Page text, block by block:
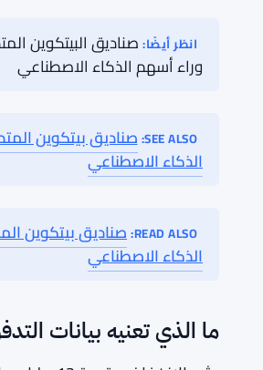
إلى إثارة إعادة التقييمات.
أيضًا أن سوق صناديق
امتصاصه.
انظر أيضًا:
وراء أسهم الذكاء الاصطناعي
SEE ALSO:
الذكاء الاصطناعي